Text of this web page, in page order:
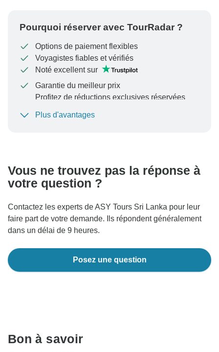
Pourquoi réserver avec TourRadar ?
Options de paiement flexibles
Voyagistes fiables et vérifiés
Noté excellent sur
Garantie du meilleur prix
Profitez de réductions exclusives réservées
Plus d'avantages
Vous ne trouvez pas la réponse à
votre question ?
Contactez les experts de ASY Tours Sri Lanka pour leur
faire part de votre demande. Ils répondent généralement
dans un délai de 9 heures.
Posez une question
Bon à savoir